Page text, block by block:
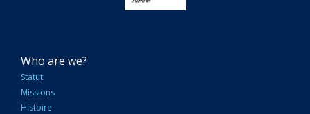
NAVIGATION
PRINCIPALE
Who are we?
Statut
Missions
Histoire